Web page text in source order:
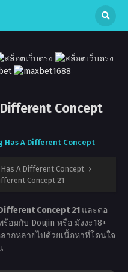
Concept
Has A Different Concept
A Different Concept ›
Concept 21
Concept 21 และตอ
อมกับ Doujin หรือ มังงะ18+
ากหลายไปด้วยเนื้อหาที่โดนใจ